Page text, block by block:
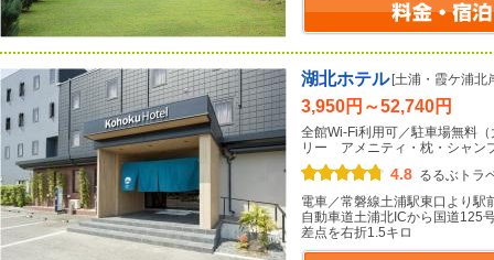
湖北ホテル [土浦・霞ケ浦北
3,950円～52,740円
全館Wi-Fi利用可／駐車場無料
リー アメニティ・枕・シャン
4.8 るるぶトラ
電車／常磐線土浦駅東口より駅
自動車道土浦北ICから国道125
差点を右折1.5キロ